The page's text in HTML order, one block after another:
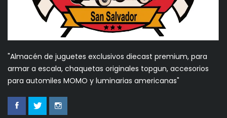
"Almacén de juguetes exclusivos diecast premium, para
armar a escala, chaquetas originales topgun, accesorios
para automiles MOMO y luminarias americanas"